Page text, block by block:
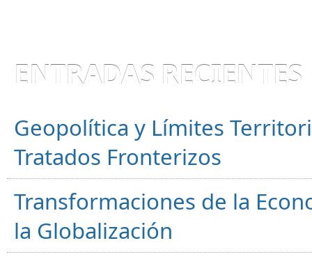
ENTRADAS RECIENTES
Geopolítica y Límites
Tratados Fronterizos
Transformaciones de la
la Globalización